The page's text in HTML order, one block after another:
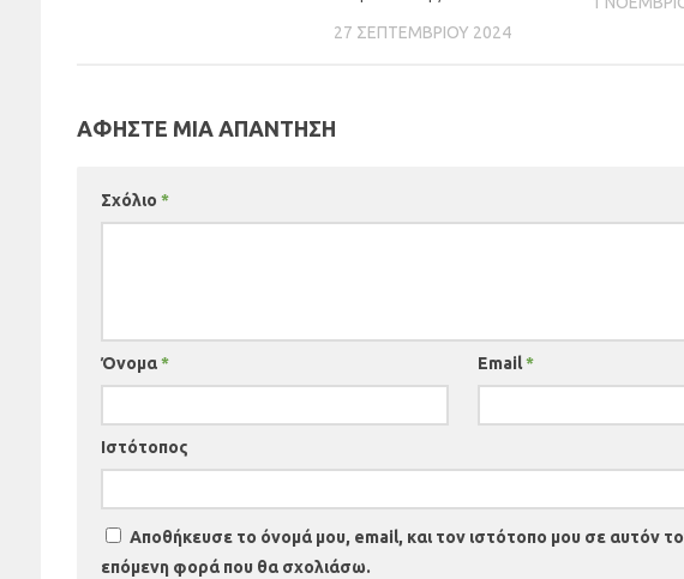
27 ΣΕΠΤΕΜΒΡΊΟΥ 2024
ΑΦΉΣΤΕ ΜΙΑ ΑΠΆΝΤΗΣΗ
Σχόλιο *
Όνομα* Email*
Ιστότοπος
Αποθήκευσε το όνομά μου, email, και τον ιστότοπο μου σε αυτόν
επόμενη φορά που θα σχολιάσω.